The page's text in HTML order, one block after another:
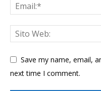
Save my name, email,
next time I comment.